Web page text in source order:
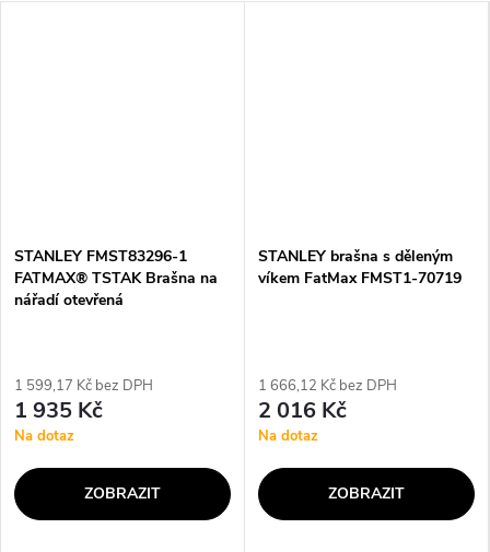
STANLEY FMST83296-1
FATMAX® TSTAK Brašna na
nářadí otevřená
1 599,17 Kč bez DPH
1 935 Kč
Na dotaz
ZOBRAZIT
STANLEY brašna s děleným
víkem FatMax FMST1-70719
1 666,12 Kč bez DPH
2 016 Kč
Na dotaz
ZOBRAZIT